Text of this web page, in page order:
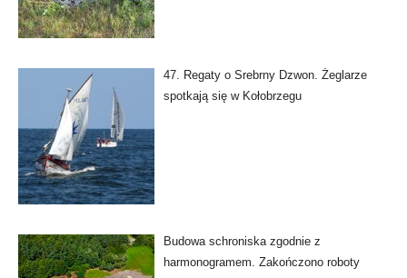
47. Regaty o Srebrny Dzwon. Żeglarze
spotkają się w Kołobrzegu
Budowa schroniska zgodnie z
harmonogramem. Zakończono roboty